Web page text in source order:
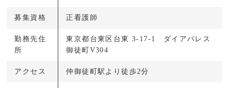
募集資格 正看護師
勤務先住
所
東京都台東区台東 3-17-1 ダイアパレス
御徒町V304
アクセス 仲御徒町駅より徒歩2分